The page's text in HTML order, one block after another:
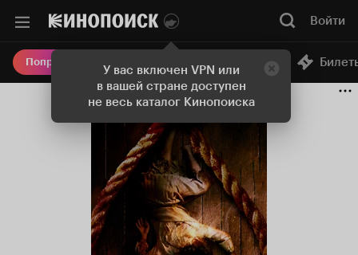
У вас включен VPN или
в вашей стране доступен
не весь каталог Кинопоиска
Войти
Попробовать Плюс Онлайн-кинотеатр